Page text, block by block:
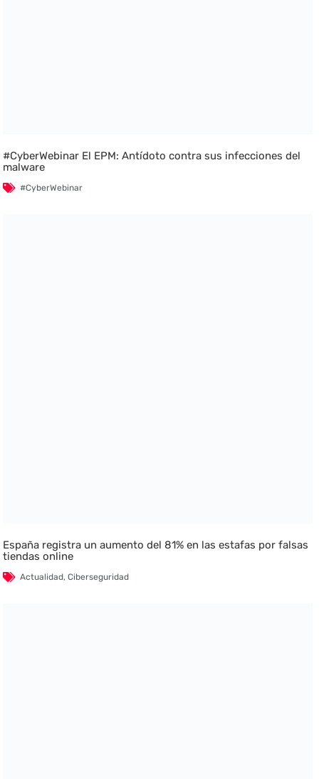
#CyberWebinar El EPM: Antídoto contra sus infecciones del
malware
#CyberWebinar
España registra un aumento del 81% en las estafas por falsas
tiendas online
Actualidad,Ciberseguridad